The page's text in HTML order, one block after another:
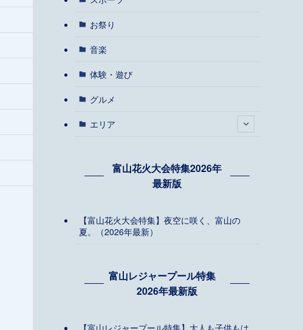
お祭り
音楽
体験・遊び
グルメ
エリア
富山花火大会特集2026年
最新版
【富山花火大会特集】夜空に咲く、富山の
夏。（2026年最新）
富山レジャープール特集
2026年最新版
【富山レジャープール特集】大人も子供もは